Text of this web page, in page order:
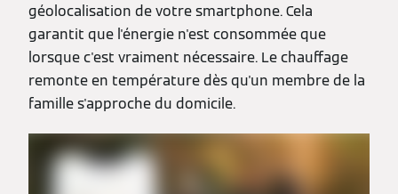
géolocalisation de votre smartphone. Cela
garantit que l'énergie n'est consommée que
lorsque c'est vraiment nécessaire. Le chauffage
remonte en température dès qu'un membre de la
famille s'approche du domicile.